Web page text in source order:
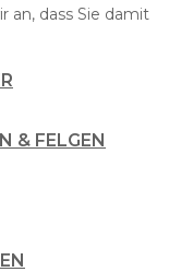
& FELGEN
an, dass Sie damit